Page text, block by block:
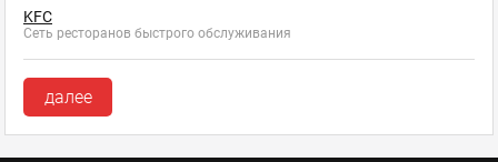
KFC
Сеть ресторанов быстрого обслуживания
далее